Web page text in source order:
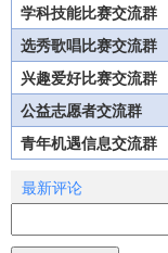
学科技能比赛交流群
选秀歌唱比赛交流群
兴趣爱好比赛交流群
公益志愿者交流群
青年机遇信息交流群
最新评论